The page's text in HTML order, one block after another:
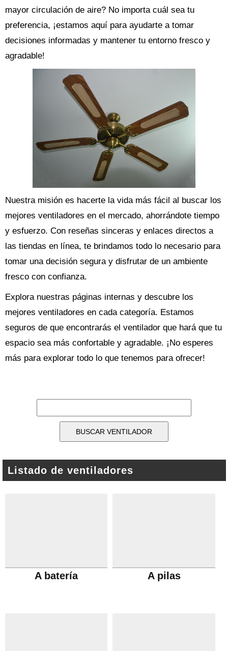
mayor circulación de aire? No importa cuál sea tu
preferencia, ¡estamos aquí para ayudarte a tomar
decisiones informadas y mantener tu entorno fresco y
agradable!
Nuestra misión es hacerte la vida más fácil al buscar los
mejores ventiladores en el mercado, ahorrándote tiempo
y esfuerzo. Con reseñas sinceras y enlaces directos a
las tiendas en línea, te brindamos todo lo necesario para
tomar una decisión segura y disfrutar de un ambiente
fresco con confianza.
Explora nuestras páginas internas y descubre los
mejores ventiladores en cada categoría. Estamos
seguros de que encontrarás el ventilador que hará que tu
espacio sea más confortable y agradable. ¡No esperes
más para explorar todo lo que tenemos para ofrecer!
Listado de ventiladores
A batería A pilas